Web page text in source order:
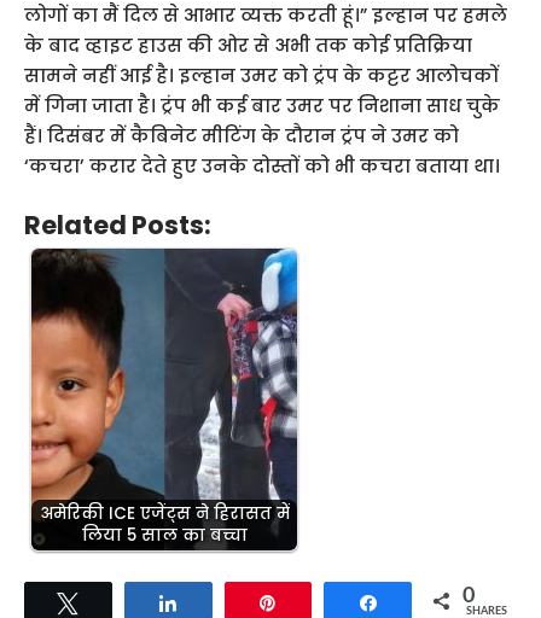
लोगों का मैं दिल से आभार व्यक्त करती हूं।” इल्हान पर हमले
के बाद व्हाइट हाउस की ओर से अभी तक कोई प्रतिक्रिया
सामने नहीं आई है। इल्हान उमर को ट्रंप के कट्टर आलोचकों
में गिना जाता है। ट्रंप भी कई बार उमर पर निशाना साध चुके
हैं। दिसंबर में कैबिनेट मीटिंग के दौरान ट्रंप ने उमर को
‘कचरा’ करार देते हुए उनके दोस्तों को भी कचरा बताया था।
Related Posts:
अमेरिकी ICE एजेंट्स ने हिरासत में
लिया 5 साल का बच्चा
Share 0
SHARES